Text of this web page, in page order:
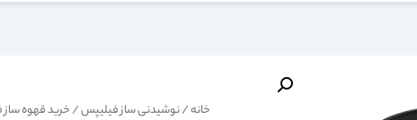
خانه/نوشیدنی ساز فیلیپس/خرید قهوه